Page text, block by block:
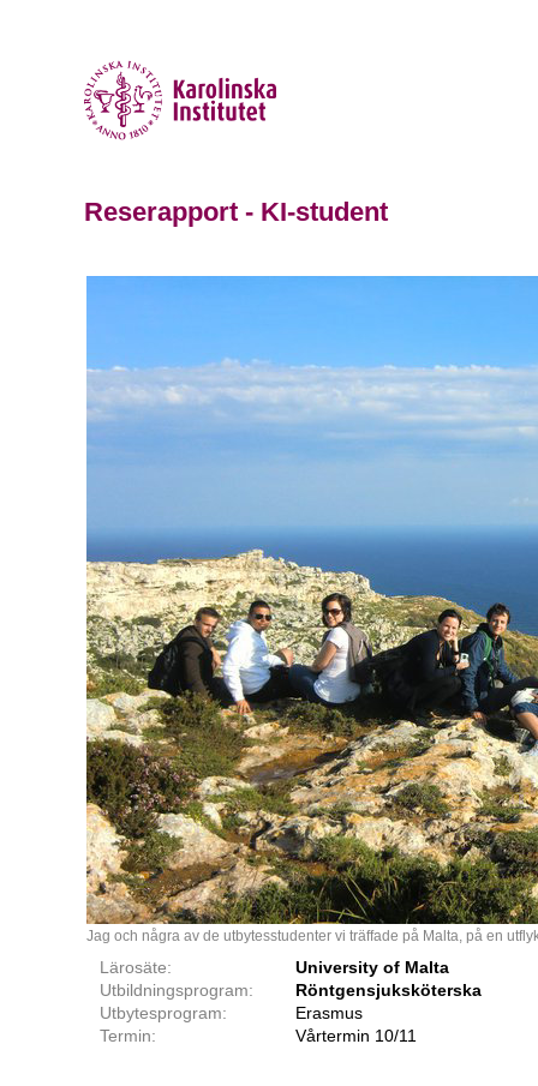
Reserapport - KI-student
Jag och några av de utbytesstudenter vi träffade på Malta, på en
Lärosäte:
University of Malta
Utbildningsprogram:
Röntgensjuksköterska
Utbytesprogram:
Erasmus
Termin:
Vårtermin 10/11